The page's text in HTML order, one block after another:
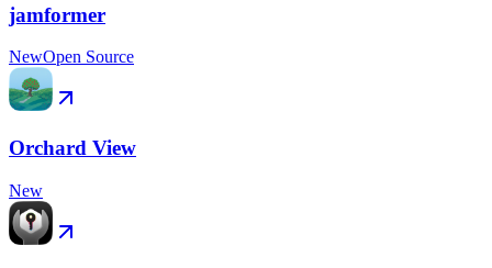
jamformer
NewOpen Source
Orchard View
New